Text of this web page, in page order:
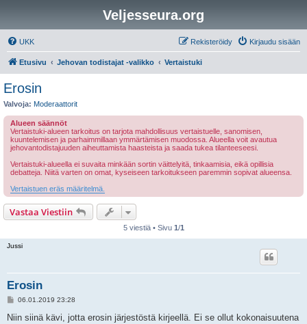
Veljesseura.org
UKK Kirjaudu sisään
Rekisteröidy
Etusivu Jehovan todistajat -valikko Vertaistuki
Erosin
Valvoja: Moderaattorit
Alueen säännöt
Vertaistuki-alueen tarkoitus on tarjota mahdollisuus vertaistuelle, sanomisen,
kuuntelemisen ja parhaimmillaan ymmärtämisen muodossa. Alueella voit avautua
jehovantodistajuuden aiheuttamista haasteista ja saada tukea tilanteeseesi.
Vertaistuki-alueella ei suvaita minkään sortin väittelyitä, tinkaamisia, eikä opillisia
debatteja. Niitä varten on omat, kyseiseen tarkoitukseen paremmin sopivat alueensa.
Vertaistuen eräs määritelmä.
Vastaa Viestiin
5 viestiä • Sivu 1/1
Jussi
Erosin
V
e
06.01.2019 23:28
Niin siinä kävi, jotta erosin järjestöstä kirjeellä. Ei se ollut kokonaisuutena